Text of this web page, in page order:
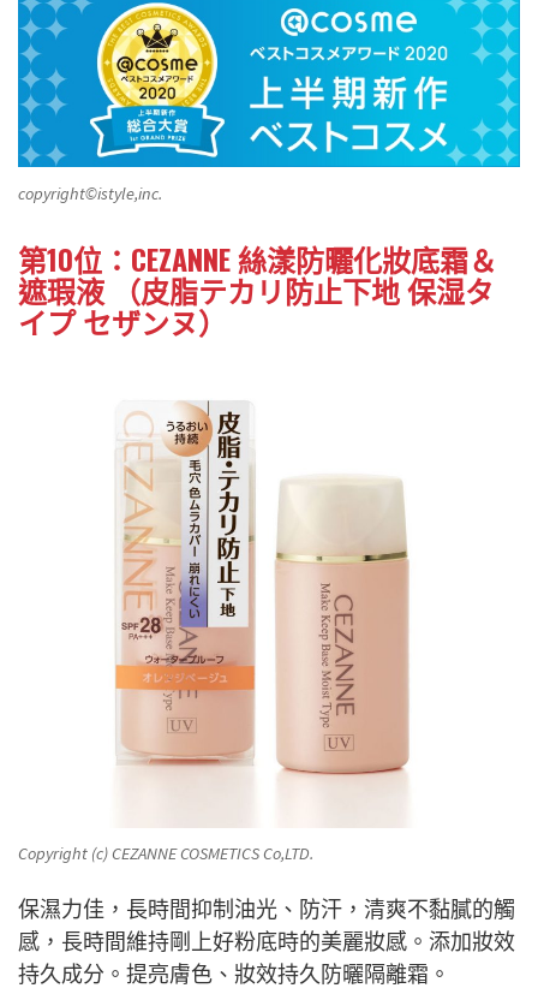
copyright©istyle,inc.
第10位：CEZANNE 絲漾防曬化妝底霜＆
遮瑕液 （皮脂テカリ防止下地 保湿タ
イプ セザンヌ）
Copyright (c) CEZANNE COSMETICS Co,LTD.
保濕力佳，長時間抑制油光、防汗，清爽不黏膩的觸
感，長時間維持剛上好粉底時的美麗妝感。添加妝效
持久成分。提亮膚色、妝效持久防曬隔離霜。